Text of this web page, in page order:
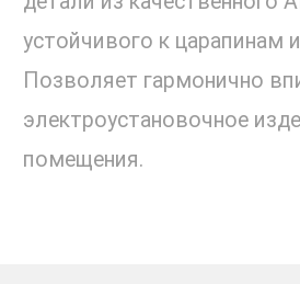
устойчивого к царапинам
Позволяет гармонично
электроустановочное
помещения.